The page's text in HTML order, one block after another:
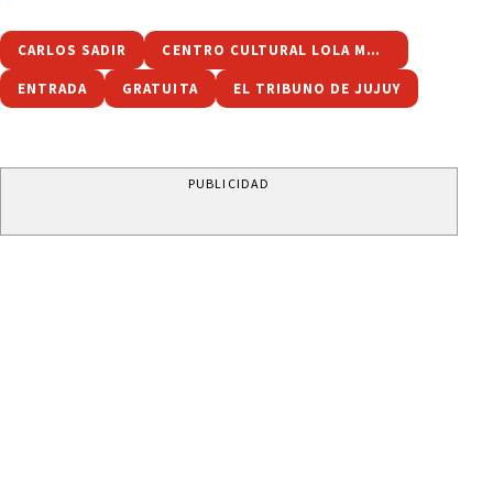
CARLOS SADIR CENTRO CULTURAL LOLA MORA
ENTRADA GRATUITA EL TRIBUNO DE JUJUY
PUBLICIDAD